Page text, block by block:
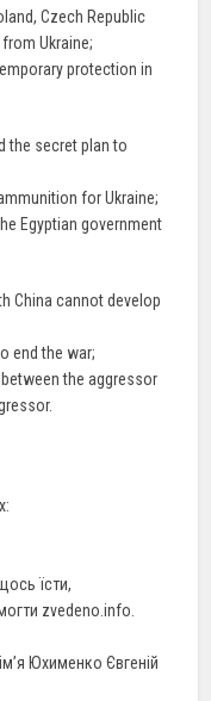
Czech Republic
Ukraine;
protection in
the secret plan to
for Ukraine;
Egyptian government
China cannot develop
end the war;
the aggressor
їсти,
zvedeno.info.
Юхименко Євгеній